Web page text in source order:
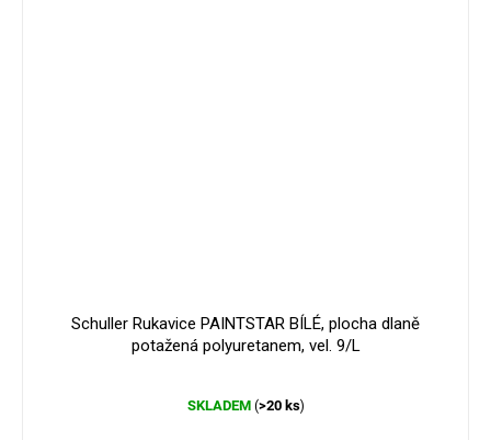
Schuller Rukavice PAINTSTAR BÍLÉ, plocha dlaně
potažená polyuretanem, vel. 9/L
hodnocení
SKLADEM (>20 ks)